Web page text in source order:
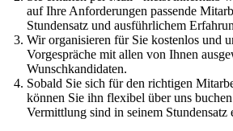
auf Ihre Anforderungen passende
Stundensatz und ausführlichem
Wir organisieren für Sie kostenlos und
Vorgespräche mit allen von Ihnen
Wunschkandidaten.
Sobald Sie sich für den richtigen
können Sie ihn flexibel über uns
Vermittlung sind in seinem Stundensatz